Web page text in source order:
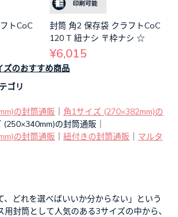
トCoC
封筒 角2 保存袋 クラフトCoC
120 T 紐ナシ 〒枠ナシ ☆
¥6,015
ズのおすすめ商品
ゴリ
の封筒通販
角1サイズ (270×382mm)の
(250×340mm)の封筒通販｜
の封筒通販
紐付きの封筒通販
マルタ
、どれを選べばいいか分からない」という
封筒として人気のある3サイズの中から、